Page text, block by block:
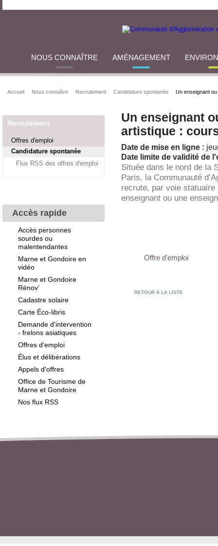
NOUS CONNAÎTRE AMÉNAGEMENT
Accueil Nous connaître Recrutement Candidature spontanée Un enseignant
Recrutement
Offres d'emploi
Candidature spontanée
Flux RSS des offres d'emploi
Accès rapide
Accès personnes
sourdes ou
malentendantes
Marne et Gondoire en
vidéo
Marne et Gondoire
Rénov’
Cadastre solaire
Carte Éco-libris
Demande d'intervention
- frelons asiatiques
Offres d'emploi
Élus et délibérations
Appels d'offres
Office de Tourisme de
Marne et Gondoire
Nos flux RSS
Un enseignant
artistique :
Date de mise en ligne :
Date limite de validité de
Située dans le nord de la
Paris, la Communauté
recrute, par voie
enseignant ou une
Offre d'emploi
RETOUR À LA LISTE